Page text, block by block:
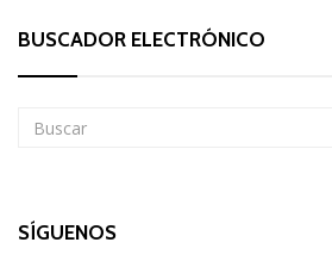
BUSCADOR ELECTRÓNICO
SÍGUENOS